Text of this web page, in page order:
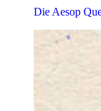
Die Aesop